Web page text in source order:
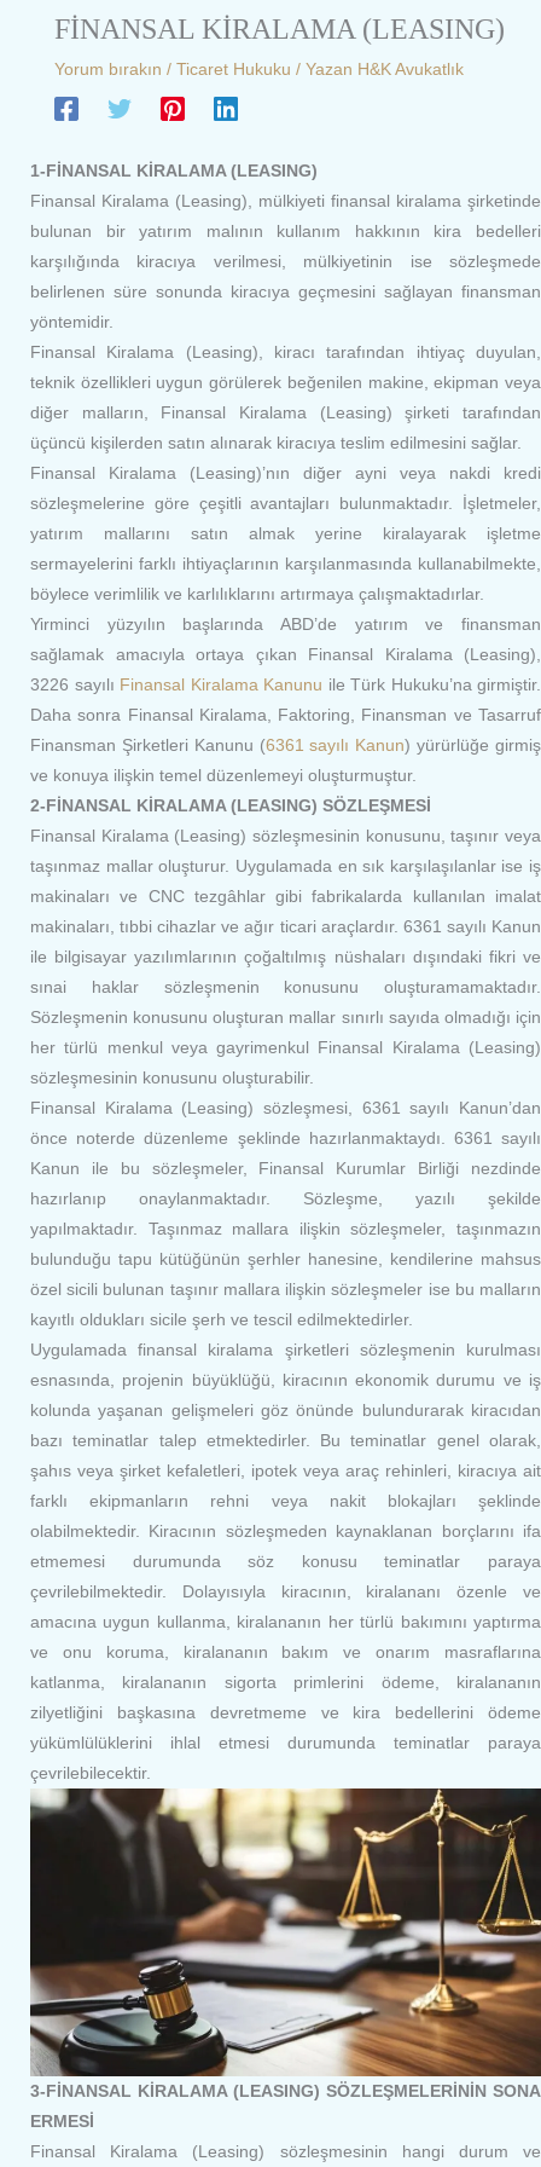
FİNANSAL KİRALAMA (LEASING)
Yorum bırakın / Ticaret Hukuku / Yazan H&K Avukatlık
1-FİNANSAL KİRALAMA (LEASING)
Finansal Kiralama (Leasing), mülkiyeti finansal kiralama şirketinde
bulunan bir yatırım malının kullanım hakkının kira bedelleri
karşılığında kiracıya verilmesi, mülkiyetinin ise sözleşmede
belirlenen süre sonunda kiracıya geçmesini sağlayan finansman
yöntemidir.
Finansal Kiralama (Leasing), kiracı tarafından ihtiyaç duyulan,
teknik özellikleri uygun görülerek beğenilen makine, ekipman veya
diğer malların, Finansal Kiralama (Leasing) şirketi tarafından
üçüncü kişilerden satın alınarak kiracıya teslim edilmesini sağlar.
Finansal Kiralama (Leasing)’nın diğer ayni veya nakdi kredi
sözleşmelerine göre çeşitli avantajları bulunmaktadır. İşletmeler,
yatırım mallarını satın almak yerine kiralayarak işletme
sermayelerini farklı ihtiyaçlarının karşılanmasında kullanabilmekte,
böylece verimlilik ve karlılıklarını artırmaya çalışmaktadırlar.
Yirminci yüzyılın başlarında ABD’de yatırım ve finansman
sağlamak amacıyla ortaya çıkan Finansal Kiralama (Leasing),
3226 sayılı Finansal Kiralama Kanunu ile Türk Hukuku’na girmiştir.
Daha sonra Finansal Kiralama, Faktoring, Finansman ve Tasarruf
Finansman Şirketleri Kanunu (6361 sayılı Kanun) yürürlüğe girmiş
ve konuya ilişkin temel düzenlemeyi oluşturmuştur.
2-FİNANSAL KİRALAMA (LEASING) SÖZLEŞMESİ
Finansal Kiralama (Leasing) sözleşmesinin konusunu, taşınır veya
taşınmaz mallar oluşturur. Uygulamada en sık karşılaşılanlar ise iş
makinaları ve CNC tezgâhlar gibi fabrikalarda kullanılan imalat
makinaları, tıbbi cihazlar ve ağır ticari araçlardır. 6361 sayılı Kanun
ile bilgisayar yazılımlarının çoğaltılmış nüshaları dışındaki fikri ve
sınai haklar sözleşmenin konusunu oluşturamamaktadır.
Sözleşmenin konusunu oluşturan mallar sınırlı sayıda olmadığı için
her türlü menkul veya gayrimenkul Finansal Kiralama (Leasing)
sözleşmesinin konusunu oluşturabilir.
Finansal Kiralama (Leasing) sözleşmesi, 6361 sayılı Kanun’dan
önce noterde düzenleme şeklinde hazırlanmaktaydı. 6361 sayılı
Kanun ile bu sözleşmeler, Finansal Kurumlar Birliği nezdinde
hazırlanıp onaylanmaktadır. Sözleşme, yazılı şekilde
yapılmaktadır. Taşınmaz mallara ilişkin sözleşmeler, taşınmazın
bulunduğu tapu kütüğünün şerhler hanesine, kendilerine mahsus
özel sicili bulunan taşınır mallara ilişkin sözleşmeler ise bu malların
kayıtlı oldukları sicile şerh ve tescil edilmektedirler.
Uygulamada finansal kiralama şirketleri sözleşmenin kurulması
esnasında, projenin büyüklüğü, kiracının ekonomik durumu ve iş
kolunda yaşanan gelişmeleri göz önünde bulundurarak kiracıdan
bazı teminatlar talep etmektedirler. Bu teminatlar genel olarak,
şahıs veya şirket kefaletleri, ipotek veya araç rehinleri, kiracıya ait
farklı ekipmanların rehni veya nakit blokajları şeklinde
olabilmektedir. Kiracının sözleşmeden kaynaklanan borçlarını ifa
etmemesi durumunda söz konusu teminatlar paraya
çevrilebilmektedir. Dolayısıyla kiracının, kiralananı özenle ve
amacına uygun kullanma, kiralananın her türlü bakımını yaptırma
ve onu koruma, kiralananın bakım ve onarım masraflarına
katlanma, kiralananın sigorta primlerini ödeme, kiralananın
zilyetliğini başkasına devretmeme ve kira bedellerini ödeme
yükümlülüklerini ihlal etmesi durumunda teminatlar paraya
çevrilebilecektir.
3-FİNANSAL KİRALAMA (LEASING) SÖZLEŞMELERİNİN SONA
ERMESİ
Finansal Kiralama (Leasing) sözleşmesinin hangi durum ve